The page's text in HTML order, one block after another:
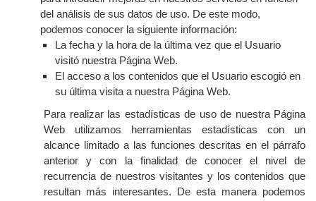
del análisis de sus datos de uso. De este modo,
podemos conocer la siguiente información:
La fecha y la hora de la última vez que el Usuario
visitó nuestra Página Web.
El acceso a los contenidos que el Usuario escogió en
su última visita a nuestra Página Web.
Para realizar las estadísticas de uso de nuestra Página
Web utilizamos herramientas estadísticas con un
alcance limitado a las funciones descritas en el párrafo
anterior y con la finalidad de conocer el nivel de
recurrencia de nuestros visitantes y los contenidos que
resultan más interesantes. De esta manera podemos